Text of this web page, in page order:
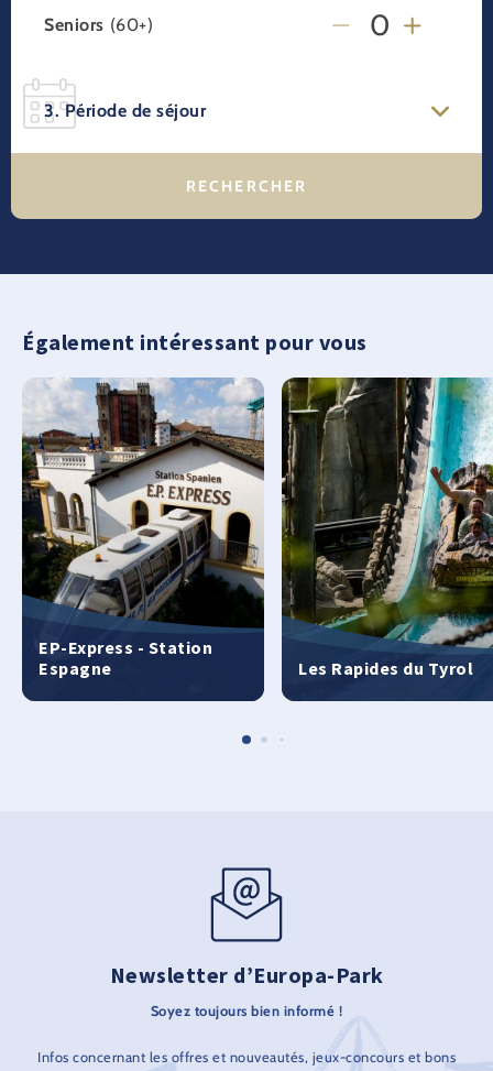
Seniors (60+)
3. Période de séjour
Également intéressant pour vous
EP-Express - Station
Espagne
Les Rapides du Tyrol
Newsletter d’Europa-Park
Soyez toujours bien informé !
Infos concernant les offres et nouveautés, jeux-concours et bons